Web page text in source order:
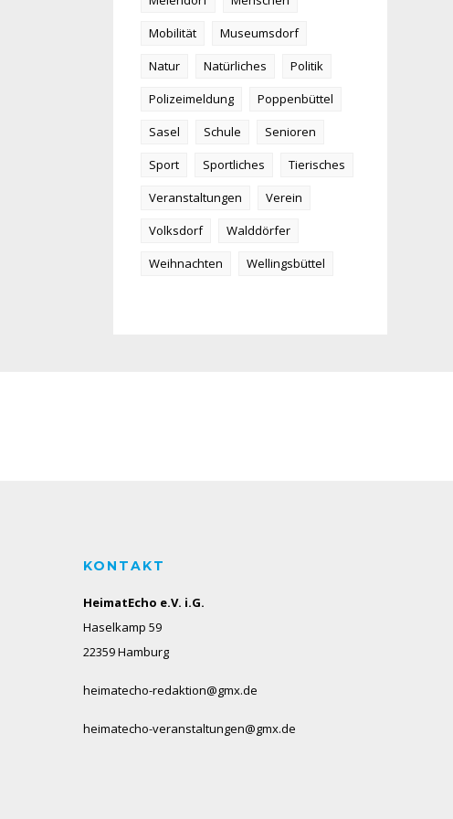
Mobilität
Museumsdorf
Natur
Natürliches
Politik
Polizeimeldung
Poppenbüttel
Sasel
Schule
Senioren
Sport
Sportliches
Tierisches
Veranstaltungen
Verein
Volksdorf
Walddörfer
Weihnachten
Wellingsbüttel
KONTAKT
HeimatEcho e.V. i.G.
Haselkamp 59
22359 Hamburg
heimatecho-redaktion@gmx.de
heimatecho-veranstaltungen@gmx.de